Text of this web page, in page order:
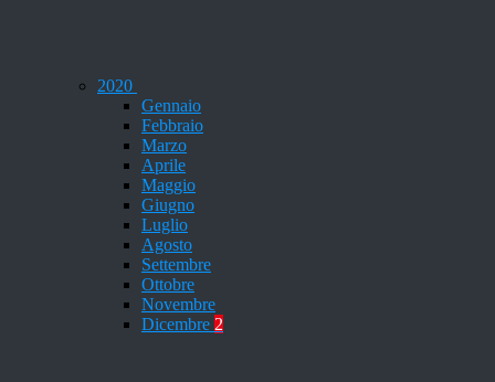
2020
Gennaio
Febbraio
Marzo
Aprile
Maggio
Giugno
Luglio
Agosto
Settembre
Ottobre
Novembre
Dicembre 2